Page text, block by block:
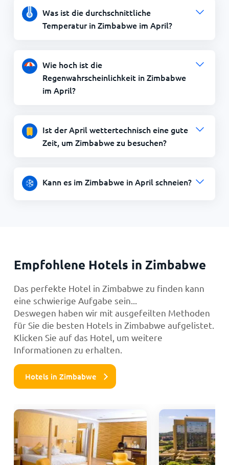
Was ist die durchschnittliche
Temperatur in Zimbabwe im April?
Wie hoch ist die
Regenwahrscheinlichkeit in Zimbabwe
im April?
Ist der April wettertechnisch eine gute
Zeit, um Zimbabwe zu besuchen?
Kann es im Zimbabwe in April schneien?
Empfohlene Hotels in Zimbabwe
Das perfekte Hotel in Zimbabwe zu finden kann
eine schwierige Aufgabe sein...
Deswegen haben wir mit ausgefeilten Methoden
für Sie die besten Hotels in Zimbabwe aufgelistet.
Klicken Sie auf das Hotel, um weitere
Informationen zu erhalten.
Hotels in Zimbabwe